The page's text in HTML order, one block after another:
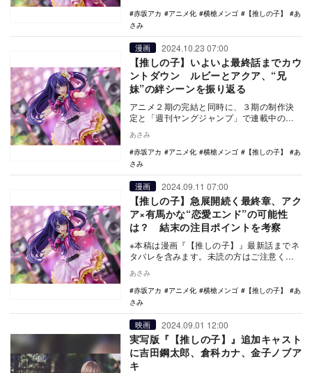
赤坂アカ
アニメ化 横槍メンゴ 【推しの子】
あ
さみ
漫画 2024.10.23 07:00
【推しの子】いよいよ最終話までカウ
ントダウン ルビーとアクア、“兄
妹”の絆シーンを振り返る
アニメ２期の完結と同時に、３期の制作決
定と「週刊ヤングジャンプ」で連載中の原
なった『【推…
あさみ
赤坂アカ
アニメ化 横槍メンゴ 【推しの子】
あ
さみ
漫画 2024.09.11 07:00
【推しの子】急展開続く最終章、アク
ア×有馬かな“恋愛エンド”の可能性
は？ 結末の注目ポイントを考察
※本稿は漫画『【推しの子】』最新話までネ
タバレを含みます。未読の方はご注意くだ
と、メデ…
あさみ
赤坂アカ
アニメ化 横槍メンゴ 【推しの子】
あ
さみ
映画 2024.09.01 12:00
実写版『【推しの子】』追加キャスト
に吉田鋼太郎、倉科カナ、金子ノブア
キ